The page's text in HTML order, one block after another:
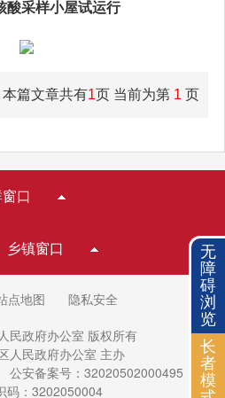
酸采样小屋试运行
本篇文章共有1页 当前为第 1 页
口
乡镇窗口
点地图 隐私安全
民政府办公室 版权所有
人民政府办公室 主办
公安备案号：32020502000495
码：3202050004
无
障
碍
浏
览
长
者
模